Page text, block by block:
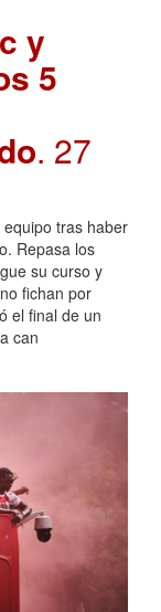
y
5
. 27
tras haber
Repasa los
su curso y
fichan por
el final de un
can